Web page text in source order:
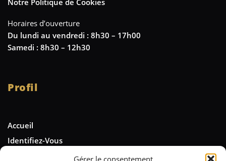
Gérer le consentement
Notre Politique de Cookies
Horaires d’ouverture
Du lundi au vendredi : 8h30 – 17h00
Samedi : 8h30 – 12h30
Profil
Accueil
Identifiez-Vous